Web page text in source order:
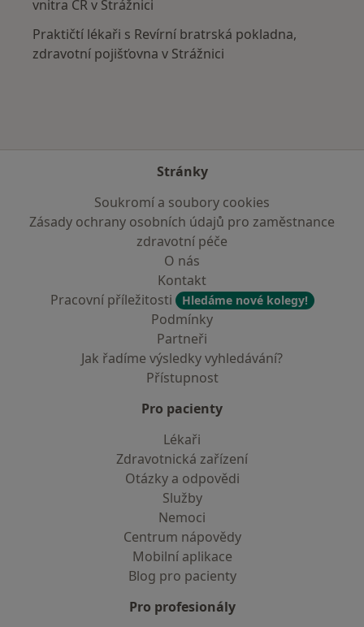
vnitra ČR v Strážnici
Praktičtí lékaři s Revírní bratrská pokladna,
zdravotní pojišťovna v Strážnici
Stránky
Soukromí a soubory cookies
Zásady ochrany osobních údajů pro zaměstnance
zdravotní péče
O nás
Kontakt
Pracovní příležitosti
Hledáme nové kolegy!
Podmínky
Partneři
Jak řadíme výsledky vyhledávání?
Přístupnost
Pro pacienty
Lékaři
Zdravotnická zařízení
Otázky a odpovědi
Služby
Nemoci
Centrum nápovědy
Mobilní aplikace
Blog pro pacienty
Pro profesionály